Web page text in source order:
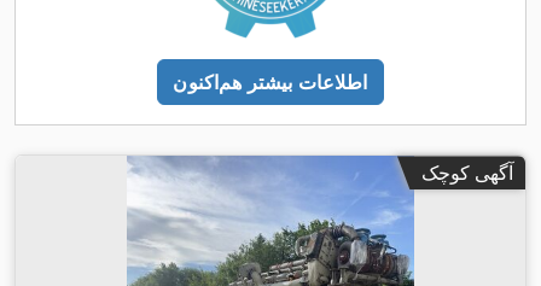
اطلاعات بیشتر هم‌اکنون
آگهی کوچک